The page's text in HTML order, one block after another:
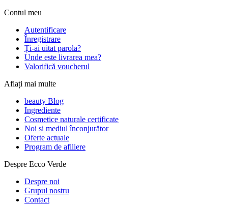
Contul meu
Autentificare
Înregistrare
Ți-ai uitat parola?
Unde este livrarea mea?
Valorifică voucherul
Aflați mai multe
beauty Blog
Ingrediente
Cosmetice naturale certificate
Noi si mediul înconjurător
Oferte actuale
Program de afiliere
Despre Ecco Verde
Despre noi
Grupul nostru
Contact